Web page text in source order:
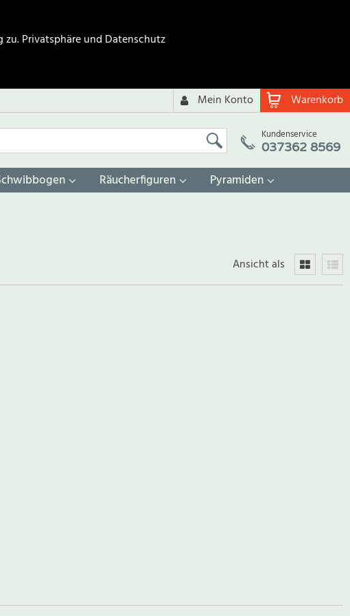
zu.Privatsphäre und Datenschutz
Warenkorb
Mein Konto
Kundenservice
037362 8569
Räucherfiguren Pyramiden
Ansicht als